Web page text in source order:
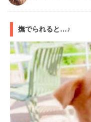
撫でられると…♪